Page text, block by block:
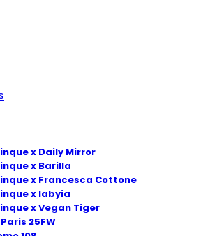
x Daily Mirror
x Barilla
x Francesca Cottone
x Iabyia
x Vegan Tiger
25FW